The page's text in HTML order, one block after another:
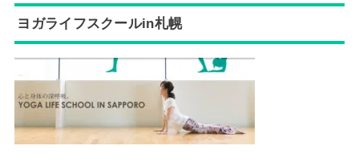
ヨガライフスクールin札幌